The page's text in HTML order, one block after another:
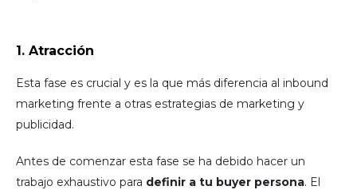
1. Atracción
Esta fase es crucial y es la que más diferencia al inbound
marketing frente a otras estrategias de marketing y
publicidad.
Antes de comenzar esta fase se ha debido hacer un
trabajo exhaustivo para definir a tu buyer persona. El